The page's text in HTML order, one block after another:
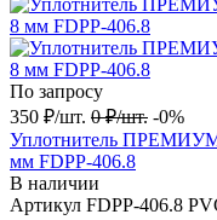
По запросу
350 ₽/шт. 0 ₽/шт. -0%
Уплотнитель ПРЕМИУМ
мм FDPP-406.8
В наличии
Артикул FDPP-406.8